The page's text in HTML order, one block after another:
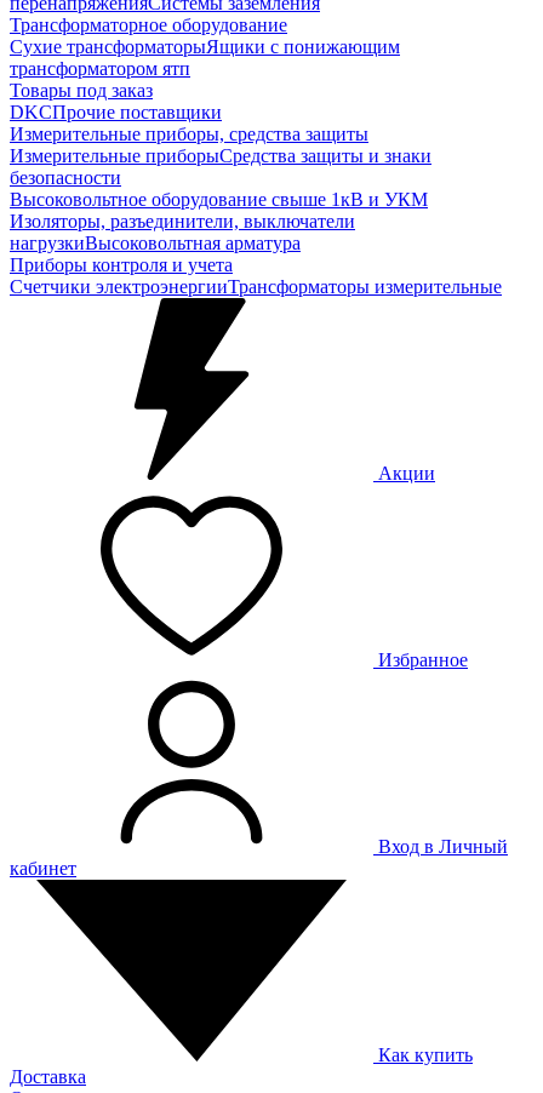
Трансформаторное оборудование
Сухие трансформаторыЯщики с понижающим
трансформатором ятп
Товары под заказ
DKCПрочие поставщики
Измерительные приборы, средства защиты
Измерительные приборыСредства защиты и знаки
безопасности
Высоковольтное оборудование свыше 1кВ и УКМ
Изоляторы, разъединители, выключатели
нагрузкиВысоковольтная арматура
Приборы контроля и учета
Счетчики электроэнергииТрансформаторы измерительные
Акции
Избранное
Вход в Личный
кабинет
Как купить
Доставка